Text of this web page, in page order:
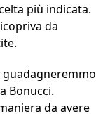
più indicata.
da
guadagneremmo
Bonucci.
da avere